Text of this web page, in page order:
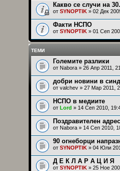
Какво се случи на
от SYNOPTIK » 02 Дек
Факти НСПО
от SYNOPTIK » 01 Сеп
ТЕМИ
Големите разлики
от Nabora » 26 Апр 2011,
добри новини в
от valchev » 27 Мар 2011,
НСПО в медиите
от Lord » 14 Сеп 2010,
Поздравителен адрес
от Nabora » 14 Сеп 2010,
90 огнеборци
от SYNOPTIK » 04 Юли
Д Е К Л А Р А Ц И Я
от SYNOPTIK » 25 Ное